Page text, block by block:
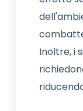
Inoltre, i